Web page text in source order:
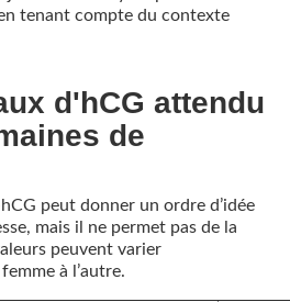
tenant compte du contexte
d'hCG attendu
de
peut donner un ordre d’idée
mais il ne permet pas de la
peuvent varier
à l’autre.